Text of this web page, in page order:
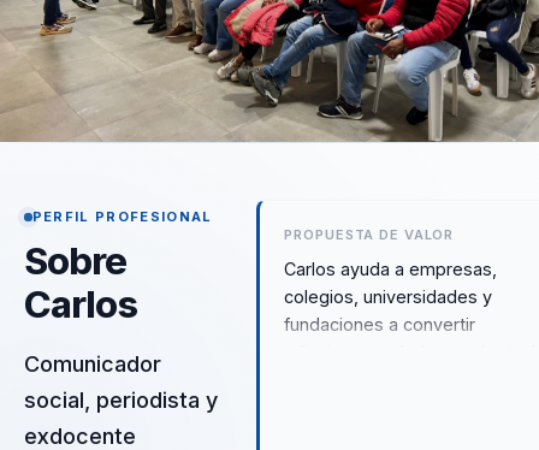
PERFIL PROFESIONAL
Sobre
Carlos
Comunicador
social, periodista y
exdocente
PROPUESTA DE VALOR
Carlos ayuda a empresas,
colegios, universidades y
fundaciones a convertir